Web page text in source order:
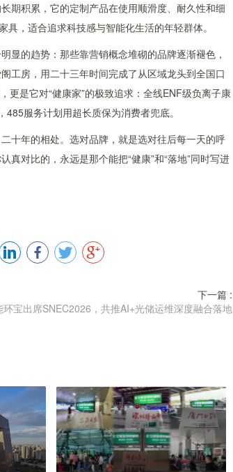
期积累，它的定制产品在使用顺滑度、耐久性和细
，适合追求科技感与智能化生活的年轻群体。
显的趋势：那些靠营销概念堆砌的品牌逐渐褪色，
工房，用二十三年时间完成了从区域龙头到全国口
是它对“健康家”的极致追求：全线ENF级负离子康
服务计划用超长质保为消费者兜底。
十年的相处。选对品牌，就是选对往后每一天的呼
对比的，永远是那个能把“健康”和“落地”同时写进
下一篇 :
环宝出席SNEC2026，共推AI+光储运维深度融合落地